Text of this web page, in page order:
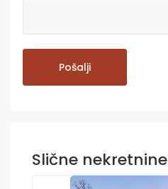
Slične nekretnine